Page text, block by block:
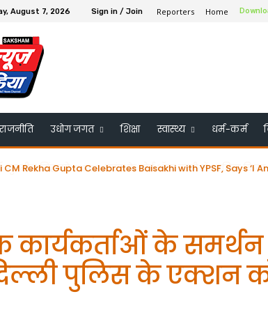
August 7, 2026 Sign in / Join Reporters Home
राजनीति उधोग जगत शिक्षा स्वास्थ्य धर्म-कर्म
Rekha Gupta Celebrates Baisakhi with YPSF, Says ‘I Am
सिंह को ESRDS-फ्रांस के बोर्ड ऑफ ट्रस्टी में शामिल किया
कार्यकर्ताओं के समर्थन
पुलिस के एक्शन